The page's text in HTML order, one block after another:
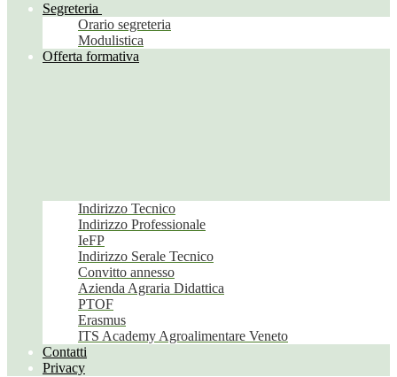
Segreteria
Orario segreteria
Modulistica
Offerta formativa
Indirizzo Tecnico
Indirizzo Professionale
IeFP
Indirizzo Serale Tecnico
Convitto annesso
Azienda Agraria Didattica
PTOF
Erasmus
ITS Academy Agroalimentare Veneto
Contatti
Privacy